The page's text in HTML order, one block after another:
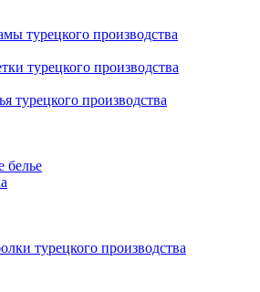
турецкого производства
турецкого производства
турецкого производства
белье
турецкого производства